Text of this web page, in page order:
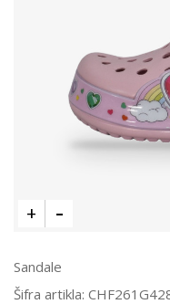
Sandale
Šifra artikla: